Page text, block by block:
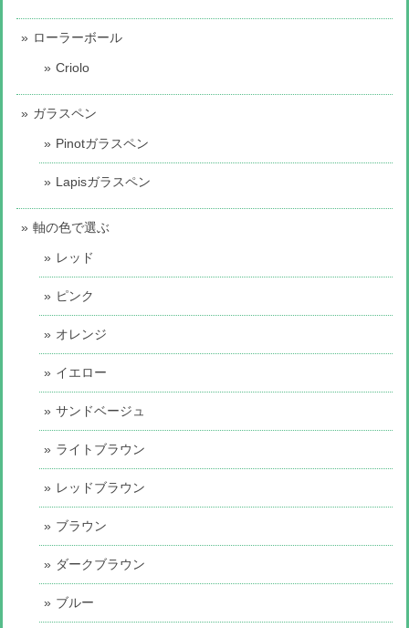
ローラーボール
Criolo
ガラスペン
Pinotガラスペン
Lapisガラスペン
軸の色で選ぶ
レッド
ピンク
オレンジ
イエロー
サンドベージュ
ライトブラウン
レッドブラウン
ブラウン
ダークブラウン
ブルー